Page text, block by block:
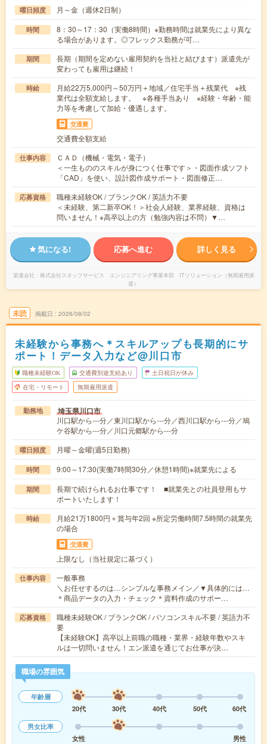
曜日頻度 月～金（週休2日制）
時間
8：30～17：30（実働8時間）※勤務時間は就業先により異な
る場合があります。◎フレックス勤務が可…
期間
長期（期間を定めない雇用契約を当社と結びます）派遣先が
変わっても雇用は継続！
時給
月給22万5,000円～50万円＋地域／住宅手当＋残業代 ※残
業代は全額支給します。 ※各種手当あり ※経験・年齢・能
力等を考慮して加給・優遇します。
交通費
交通費全額支給
仕事内容
ＣＡＤ（機械・電気・電子）
＜一生もののスキルが身につく仕事です＞・図面作成ソフト
「CAD」を使い、設計図作成サポート・図面修正…
応募資格
職種未経験OK / ブランクOK / 英語力不要
＜未経験、第二新卒OK！＞社会人経験、業界経験、資格は
問いません！※高卒以上の方（勉強内容は不問）▼…
気になる! 応募へ進む 詳しく見る
派遣会社
株式会社スタッフサービス エンジニアリング事業本部 ITソリューション（無期雇用派
遣）
未読 掲載日 2026/08/02
未経験から事務へ＊スキルアップも長期的にサ
ポート！データ入力など@川口市
職種未経験OK 交通費別途支給あり 土日祝日が休み
在宅・リモート 無期雇用派遣
勤務地 埼玉県川口市
川口駅から---分／東川口駅から---分／西川口駅から---分／鳩
ケ谷駅から---分／川口元郷駅から---分
曜日頻度 月曜～金曜(週5日勤務)
時間 9:00～17:30(実働7時間30分／休憩1時間)※就業先による
期間
長期で続けられるお仕事です！ ■就業先との社員登用もサ
ポートいたします！
時給
月給21万1800円＋賞与年2回 ※所定労働時間7.5時間の就業先
の場合
交通費
上限なし（当社規定に基づく）
仕事内容
一般事務
＼お任せするのは…シンプルな事務メイン／▼具体的には…
＊商品データの入力・チェック＊資料作成のサポー…
応募資格
職種未経験OK / ブランクOK / パソコンスキル不要 / 英語力不
要
【未経験OK】高卒以上前職の職種・業界・経験年数やスキ
ルは一切問いません！エン派遣を通じてお仕事が決…
職場の雰囲気
年齢層
20代
30代 40代 50代
60代
男女比率
女性
男性